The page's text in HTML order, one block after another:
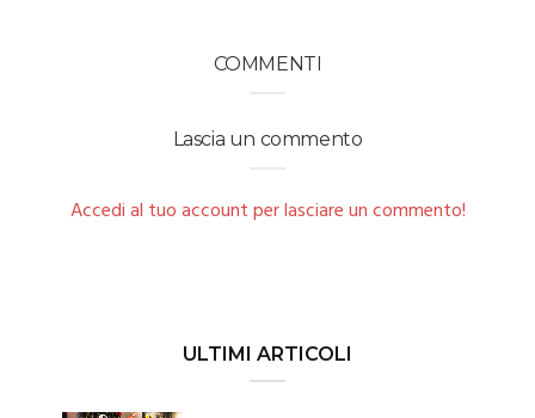
COMMENTI
Lascia un commento
Accedi al tuo account per lasciare un commento!
ULTIMI ARTICOLI